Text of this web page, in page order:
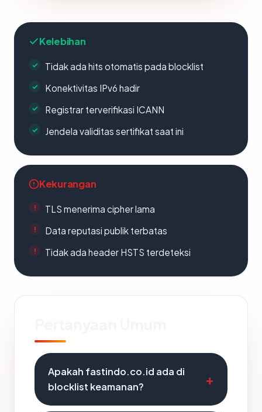
Kelebihan
Tidak ada hits otomatis pada blocklist
Konektivitas IPv6 hadir
Registrar terverifikasi ICANN
Jendela validitas sertifikat saat ini
Kekurangan
TLS menerima cipher lama
Data reputasi publik terbatas
Tidak ada header HSTS terdeteksi
Apakah fastindo.co.id ada di
blocklist keamanan?